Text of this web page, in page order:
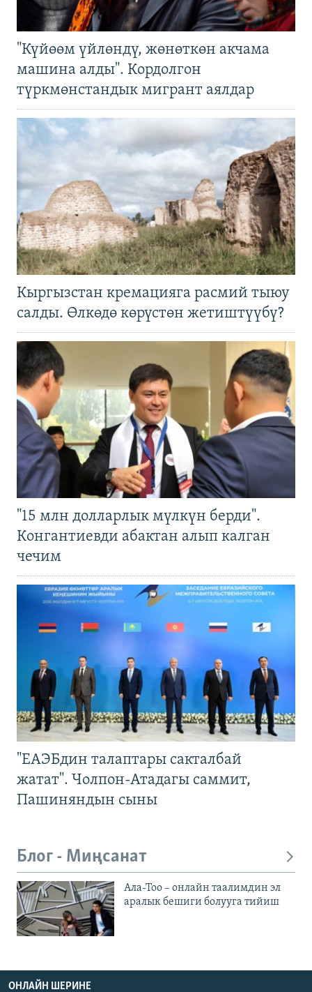
"Күйөөм үйлөндү, жөнөткөн акчама
машина алды". Кордолгон
түркмөнстандык мигрант аялдар
Кыргызстан кремацияга расмий тыюу
салды. Өлкөдө көрүстөн жетиштүүбү?
"15 млн долларлык мүлкүн берди".
Конгантиевди абактан алып калган
чечим
"ЕАЭБдин талаптары сакталбай
жатат". Чолпон-Атадагы саммит,
Пашиняндын сыны
Блог - Миңсанат
Ала-Тоо – онлайн таалимдин эл
аралык бешиги болууга тийиш
ОНЛАЙН ШЕРИНЕ